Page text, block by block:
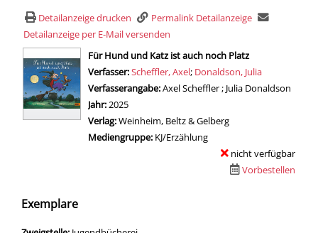
Detailanzeige drucken
Permalink Detailanzeige
Detailanzeige per E-Mail versenden
wird in neuem Tab geöffnet
Für Hund und Katz ist auch noch Platz
Verfasser:Suche nach diesem Verfasser
Scheffler, Axel; Donaldson, Julia
Verfasserangabe:Axel Scheffler ; Julia Donaldson
Jahr: 2025
Verlag:Weinheim, Beltz & Gelberg
Mediengruppe: KJ/Erzählung
nicht verfügbar
Vorbestellen
Exemplare